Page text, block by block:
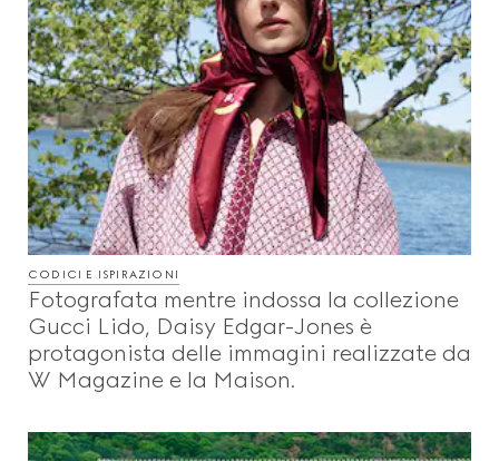
CODICI E ISPIRAZIONI
Fotografata mentre indossa la collezione
Gucci Lido, Daisy Edgar-Jones è
protagonista delle immagini realizzate da
W Magazine e la Maison.